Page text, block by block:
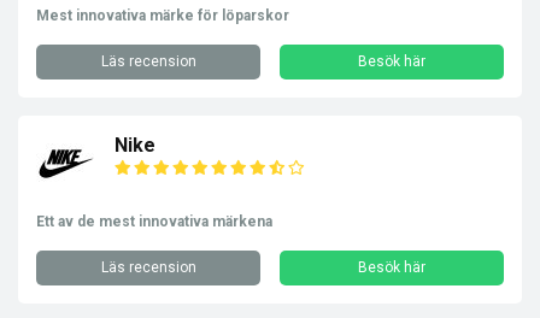
Mest innovativa märke för löparskor
Läs recension Besök här
Nike
Ett av de mest innovativa märkena
Läs recension Besök här